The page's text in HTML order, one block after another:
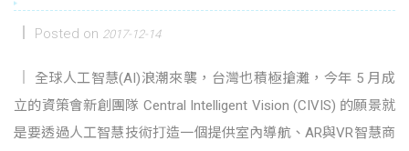
Posted on 2017-12-14
全球人工智慧(AI)浪潮來襲，台灣也積極搶灘，今年 5 月成
立的資策會新創團隊 Central Intelligent Vision (CIVIS) 的願景就
是要透過人工智慧技術打造一個提供室內導航、AR與VR智慧商